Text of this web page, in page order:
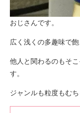
おじさんです。
広く浅くの多趣味で
他人と関わるのもそ
す。
ジャンルも粒度もむ